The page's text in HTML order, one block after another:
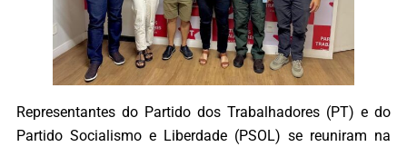
Representantes do Partido dos Trabalhadores (PT) e do
Partido Socialismo e Liberdade (PSOL) se reuniram na